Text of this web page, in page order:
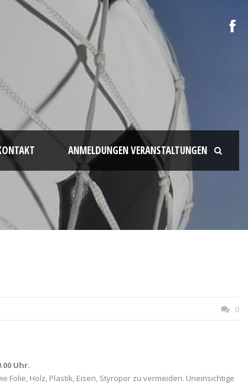
ANMELDUNGEN VERANSTALTUNGEN
0
Uhr.
Holz, Plastik, Eisen, Styropor zu vermeiden. Uneinsichtige